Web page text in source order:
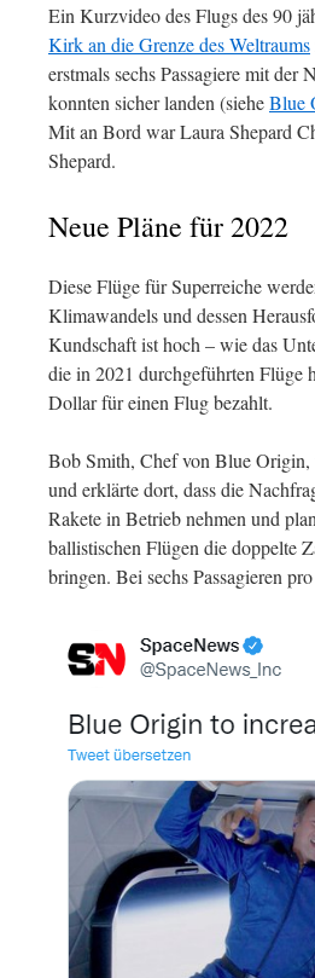
Ein Kurzvideo des Flugs des 90
Kirk an die Grenze des Weltraums
erstmals sechs Passagiere mit
konnten sicher landen (sieheBlue
Mit an Bord war Laura Shepard
Shepard.
Neue Pläne für 2022
Diese Flüge für Superreiche
Klimawandels und dessen
Kundschaft ist hoch – wie das
die in 2021 durchgeführten Flüge
Dollar für einen Flug bezahlt.
Bob Smith, Chef von Blue
und erklärte dort, dass die
Rakete in Betrieb nehmen und
ballistischen Flügen die doppelte
bringen. Bei sechs Passagieren